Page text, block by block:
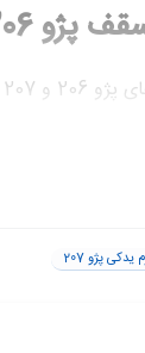
207 ایساکو
یدکی پژو 207